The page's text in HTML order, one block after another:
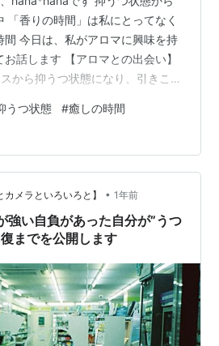
「香りの時間」は私にとってなく
間 今日は、私がアロマに興味を持
話します 【アロマとの出会い】
から抑うつ状態になり、引きこも
人から 「香りって癒されるよ」
ロマハンドクリーム ふわっと心
、少しだけ呼吸が楽になった気が
マのことを知りたい」 そう思えた
学び始めるきっかけとなりまし
うつ状態 #癒しの時間
メラといろいろと】 • 1年前
強い自負があった自分が”うつ
までを公開します